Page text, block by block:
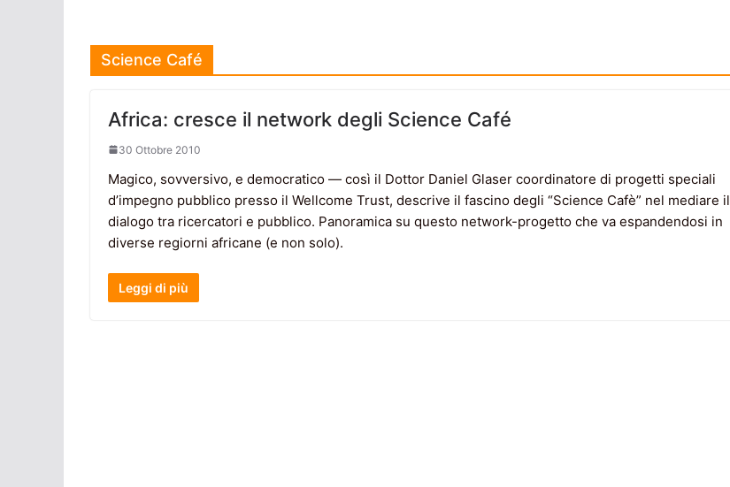
Science Café
Africa: cresce il network degli Science Café
30 Ottobre 2010
Magico, sovversivo, e democratico — così il Dottor Daniel Glaser coordinatore di progetti speciali
d’impegno pubblico presso il Wellcome Trust, descrive il fascino degli “Science Cafè” nel mediare il
dialogo tra ricercatori e pubblico. Panoramica su questo network-progetto che va espandendosi in
diverse regiorni africane (e non solo).
Leggi di più